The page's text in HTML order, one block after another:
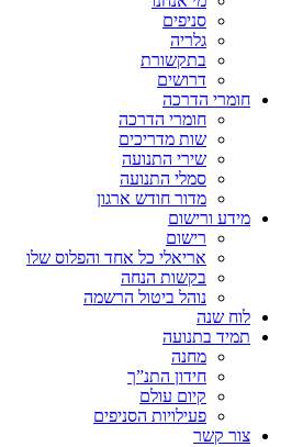
סניפים
גלריה
בתקשורת
דרושים
חומרי הדרכה
חומרי הדרכה
שות מדריכים
שירי התנועה
סמלי התנועה
מדור חודש ארגון
מידע ורישום
רישום
אריאלי כל אחד והפלוס שלו
בקשות הנחה
נוהל ביטול הרשמה
לוח שנה
תמיד בתנועה
מחנה
חידון התנ”ך
קיום עולם
פעילויות הסניפים
צור קשר